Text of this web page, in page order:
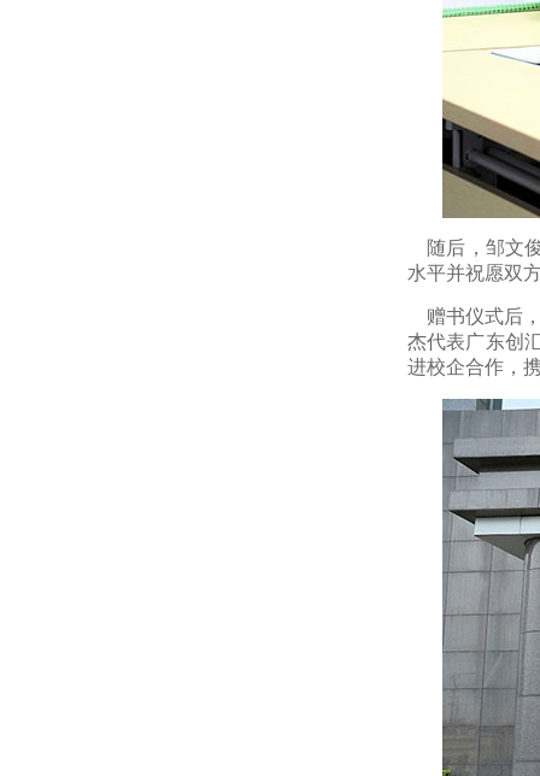
随后，邹文
水平并祝愿双
赠书仪式后
杰代表广东创
进校企合作，